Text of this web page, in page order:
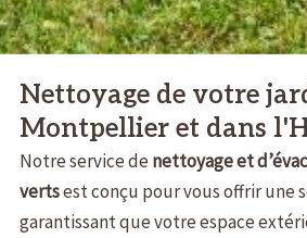
Nettoyage de votre
Montpellier et dans
Notre service denettoyage et
vertsest conçu pour vous offrir une
garantissant que votre espace